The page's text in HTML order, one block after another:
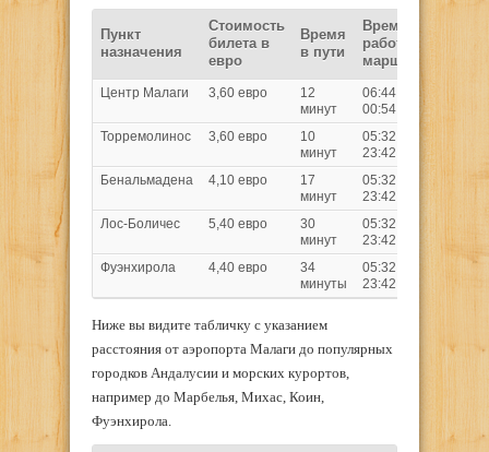
Пункт
назначения
Стоимость
билета в
евро
Время
в пути
Время
работы
маршрута
Центр Малаги 3,60 евро
12
минут
06:44 –
00:54
Торремолинос
3,60 евро
10
минут
05:32 –
23:42
Бенальмадена
4,10 евро
17
минут
05:32 –
23:42
Лос-Боличес
5,40 евро
30
минут
05:32 –
23:42
Фуэнхирола
4,40 евро
34
минуты
05:32 –
23:42
Ниже вы видите табличку с указанием
расстояния от аэропорта Малаги до популярных
городков Андалусии и морских курортов,
например до Марбелья, Михас, Коин,
Фуэнхирола.